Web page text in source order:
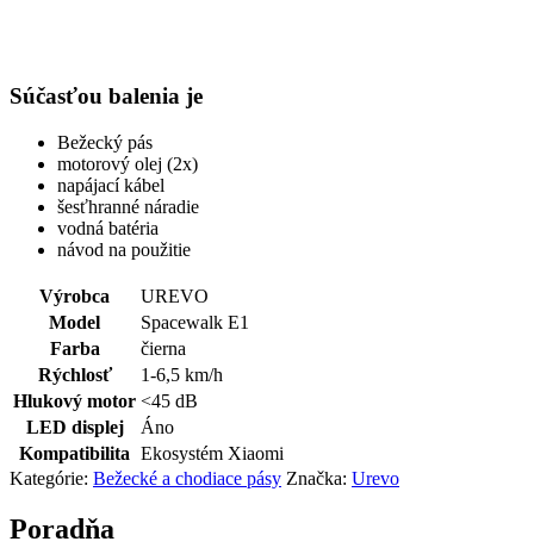
Súčasťou balenia je
Bežecký pás
motorový olej (2x)
napájací kábel
šesťhranné náradie
vodná batéria
návod na použitie
Výrobca
UREVO
Model
Spacewalk E1
Farba
čierna
Rýchlosť
1-6,5 km/h
Hlukový motor <45 dB
LED displej
Áno
Kompatibilita Ekosystém Xiaomi
Kategórie: Bežecké a chodiace pásy Značka: Urevo
Poradňa